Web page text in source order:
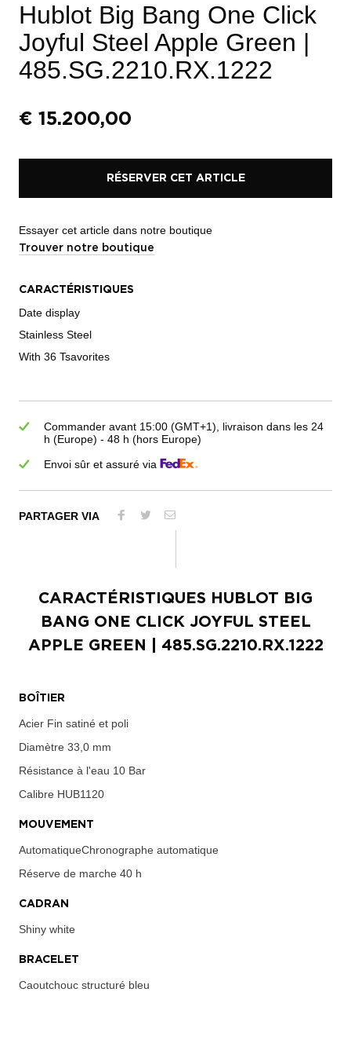
Hublot Big Bang One Click
Joyful Steel Apple Green |
485.SG.2210.RX.1222
€ 15.200,00
RÉSERVER CET ARTICLE
Essayer cet article dans notre boutique
Trouver notre boutique
CARACTÉRISTIQUES
Date display
Stainless Steel
With 36 Tsavorites
Commander avant 15:00 (GMT+1), livraison dans les 24
h (Europe) - 48 h (hors Europe)
Envoi sûr et assuré via
PARTAGER VIA
CARACTÉRISTIQUES HUBLOT BIG
BANG ONE CLICK JOYFUL STEEL
APPLE GREEN
| 485.SG.2210.RX.1222
BOÎTIER
Acier Fin satiné et poli
Diamètre 33,0 mm
Résistance à l'eau 10 Bar
Calibre HUB1120
MOUVEMENT
AutomatiqueChronographe automatique
Réserve de marche 40 h
CADRAN
Shiny white
BRACELET
Caoutchouc structuré bleu